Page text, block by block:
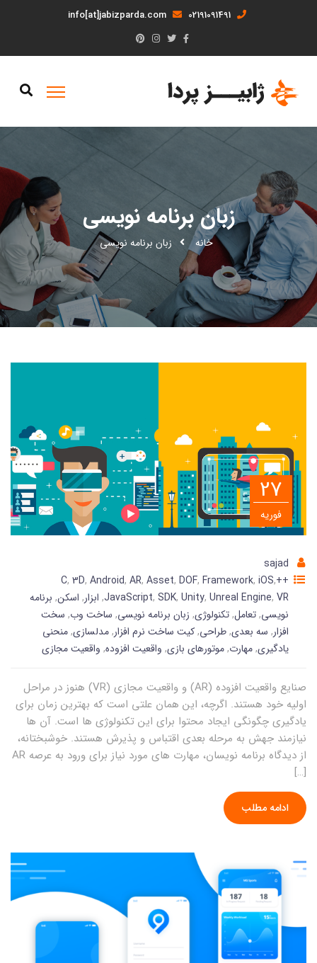
02191091491
info[at]jabizparda.com
زبان برنامه نویسی
خانه زبان برنامه نویسی
27
فوریه
sajad
++C
, 3D, Android, AR, Asset, DOF, Framework, iOS,
JavaScript, SDK, Unity, Unreal Engine, VR
, ابزار, اسکن, برنامه
نویسی,تعامل,تکنولوژی, زبان برنامه نویسی, ساخت وب, سخت
افزار, سه بعدی,طراحی,کیت ساخت نرم افزار,مدلسازی,منحنی
یادگیری,مهارت,موتورهای بازی, واقعیت افزوده, واقعیت مجازی
صنایع واقعیت افزوده (AR) و واقعیت مجازی (VR) هنوز در مراحل
اولیه خود هستند. اگرچه، این همان علتی است که بهترین زمان برای
یادگیری چگونگی ایجاد محتوا برای این تکنولوژی ها است. آن ها
نیازمند جهش به مرحله بعدی اقتباس و پذیرش هستند. خوشبختانه،
از دیدگاه برنامه نویسان، مهارت های مورد نیاز برای ورود به عرصه AR
[…]
ادامه مطلب